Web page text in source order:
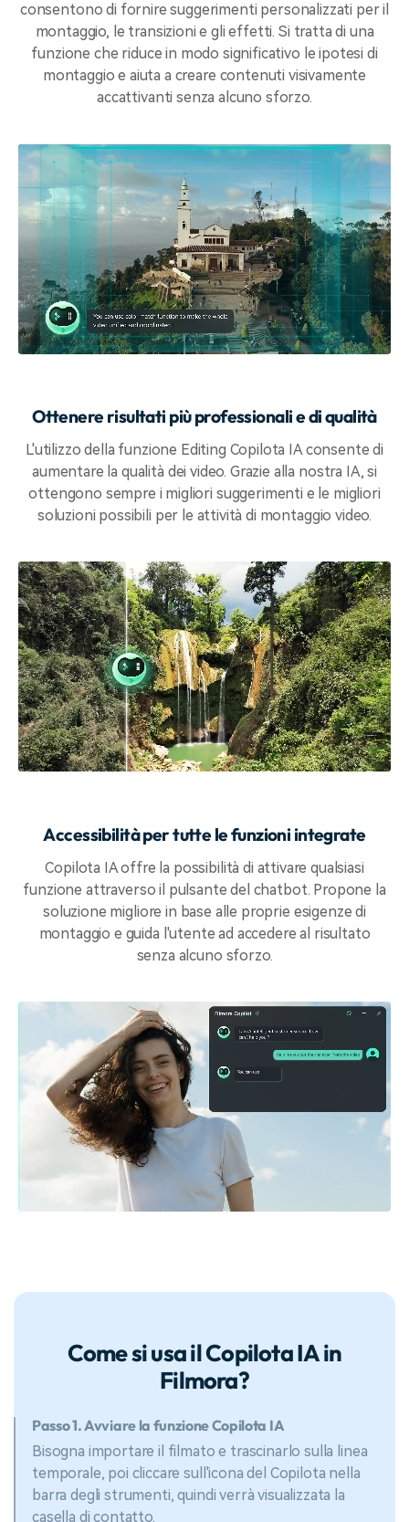
consentono di fornire suggerimenti personalizzati per il
montaggio, le transizioni e gli effetti. Si tratta di una
funzione che riduce in modo significativo le ipotesi di
montaggio e aiuta a creare contenuti visivamente
accattivanti senza alcuno sforzo.
Ottenere risultati più professionali e di qualità
L'utilizzo della funzione Editing Copilota IA consente di
aumentare la qualità dei video. Grazie alla nostra IA, si
ottengono sempre i migliori suggerimenti e le migliori
soluzioni possibili per le attività di montaggio video.
Accessibilità per tutte le funzioni integrate
Copilota IA offre la possibilità di attivare qualsiasi
funzione attraverso il pulsante del chatbot. Propone la
soluzione migliore in base alle proprie esigenze di
montaggio e guida l'utente ad accedere al risultato
senza alcuno sforzo.
Come si usa il Copilota IA in
Filmora?
Passo 1. Avviare la funzione Copilota IA
Bisogna importare il filmato e trascinarlo sulla linea
temporale, poi cliccare sull'icona del Copilota nella
barra degli strumenti, quindi verrà visualizzata la
casella di contatto.